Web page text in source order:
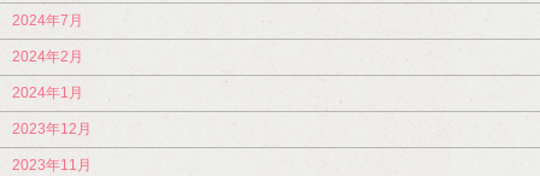
2024年7月
2024年2月
2024年1月
2023年12月
2023年11月